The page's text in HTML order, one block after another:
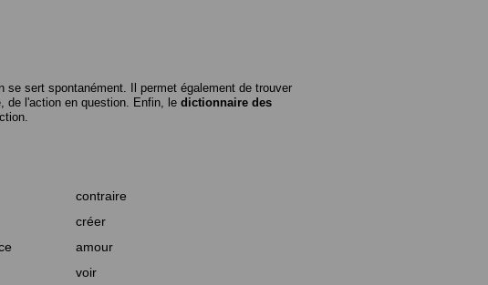
sert spontanément. Il permet également de trouver
de l'action en question. Enfin, le dictionnaire des
contraire
créer
amour
voir